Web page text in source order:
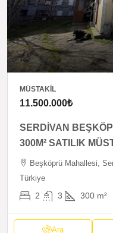
MÜSTAKIL
11.500.000₺
SERDİVAN
300M² SATILIK
Beşköprü Mahallesi,
Türkiye
2 3 300 m²
Ara